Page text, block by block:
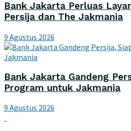
Bank Jakarta Perluas
Persija dan The Jakmania
9 Agustus 2026
Bank Jakarta Gandeng
Program untuk Jakmania
9 Agustus 2026